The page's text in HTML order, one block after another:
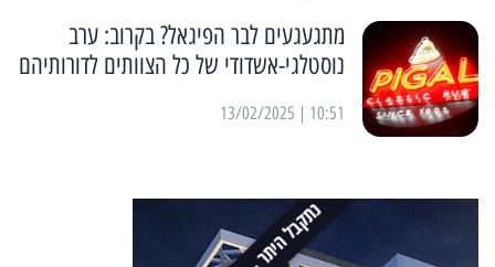
מתגעגעים לבר הפיגאל? בקרוב: ערב
נוסטלגי-אשדודי של כל הצוותים לדורותיהם
10:51 | 13/02/2025